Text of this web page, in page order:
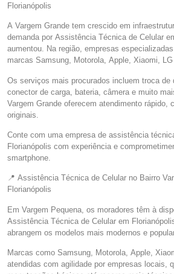
Florianópolis
A Vargem Grande tem crescido em
demanda por Assistência Técnica de Celular
aumentou. Na região, empresas
marcas Samsung, Motorola, Apple, Xiaomi,
Os serviços mais procurados incluem troca de
conector de carga, bateria, câmera e muito
Vargem Grande oferecem atendimento rápido,
originais.
Conte com uma empresa de assistência
Florianópolis com experiência e
smartphone.
📍 Assistência Técnica de Celular no Bairro
Florianópolis
Em Vargem Pequena, os moradores têm à
Assistência Técnica de Celular em
abrangem os modelos mais modernos e
Marcas como Samsung, Motorola, Apple,
atendidas com agilidade por empresas locais,